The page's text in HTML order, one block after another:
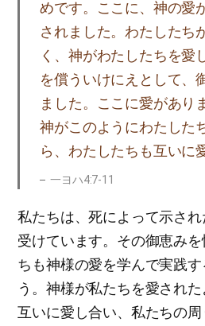
めです。ここに、神の愛
されました。わたしたち
く、神がわたしたちを愛
を償ういけにえとして、
ました。ここに愛があり
神がこのようにわたした
ら、わたしたちも互いに
一ヨハ4:7-11
私たちは、死によって示さ
受けています。その御恵み
ちも神様の愛を学んで実践す
う。神様が私たちを愛され
互いに愛し合い、私たちの